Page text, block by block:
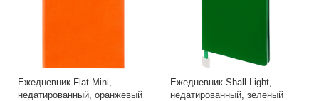
Ежедневник Flat Mini,
недатированный, оранжевый
Ежедневник Shall Light,
недатированный, зеленый